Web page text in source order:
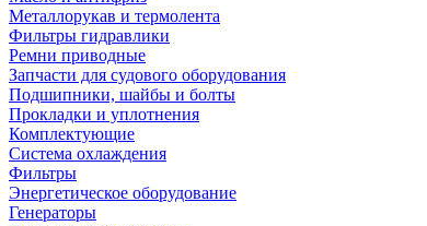
Металлорукав и термолента
Фильтры гидравлики
Ремни приводные
Запчасти для судового оборудования
Подшипники, шайбы и болты
Прокладки и уплотнения
Комплектующие
Система охлаждения
Фильтры
Энергетическое оборудование
Генераторы